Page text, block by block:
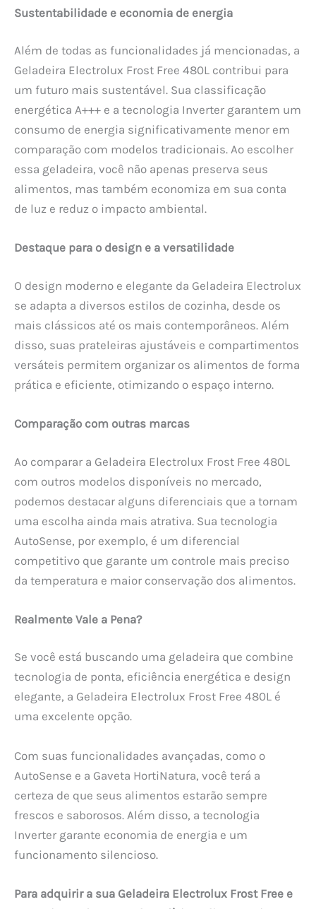
Sustentabilidade e economia de energia
Além de todas as funcionalidades já mencionadas, a
Geladeira Electrolux Frost Free 480L contribui para
um futuro mais sustentável. Sua classificação
energética A+++ e a tecnologia Inverter garantem um
consumo de energia significativamente menor em
comparação com modelos tradicionais. Ao escolher
essa geladeira, você não apenas preserva seus
alimentos, mas também economiza em sua conta
de luz e reduz o impacto ambiental.
Destaque para o design e a versatilidade
O design moderno e elegante da Geladeira Electrolux
se adapta a diversos estilos de cozinha, desde os
mais clássicos até os mais contemporâneos. Além
disso, suas prateleiras ajustáveis e compartimentos
versáteis permitem organizar os alimentos de forma
prática e eficiente, otimizando o espaço interno.
Comparação com outras marcas
Ao comparar a Geladeira Electrolux Frost Free 480L
com outros modelos disponíveis no mercado,
podemos destacar alguns diferenciais que a tornam
uma escolha ainda mais atrativa. Sua tecnologia
AutoSense, por exemplo, é um diferencial
competitivo que garante um controle mais preciso
da temperatura e maior conservação dos alimentos.
Realmente Vale a Pena?
Se você está buscando uma geladeira que combine
tecnologia de ponta, eficiência energética e design
elegante, a Geladeira Electrolux Frost Free 480L é
uma excelente opção.
Com suas funcionalidades avançadas, como o
AutoSense e a Gaveta HortiNatura, você terá a
certeza de que seus alimentos estarão sempre
frescos e saborosos. Além disso, a tecnologia
Inverter garante economia de energia e um
funcionamento silencioso.
Para adquirir a sua Geladeira Electrolux Frost Free e